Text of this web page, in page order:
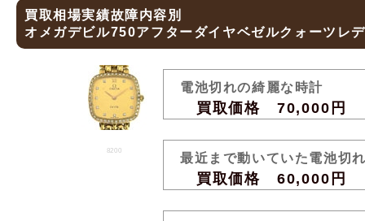
買取相場実績故障内容別
オメガデビル750アフターダイヤベゼルクォーツレ
8200
電池切れの綺麗な時計
買取価格 70,000円
最近まで動いていた電池切
買取価格 60,000円